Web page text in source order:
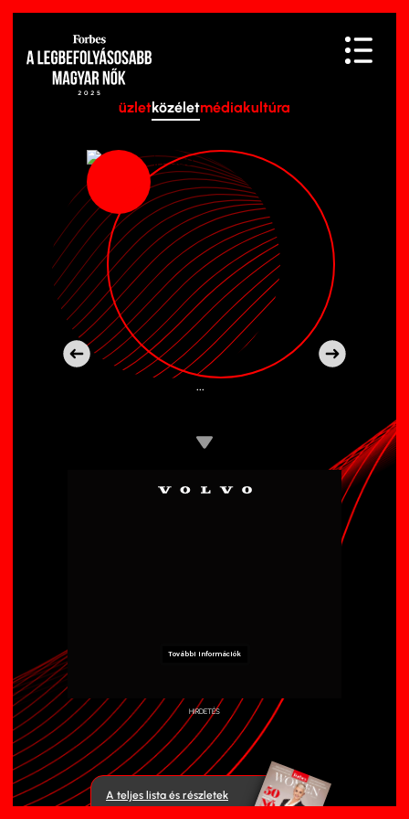
üzletközéletmédiakultúra
...
HIRDETÉS
A teljes lista és részletek